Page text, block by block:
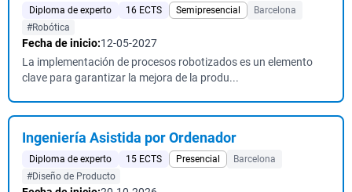
Diploma de experto 16 ECTS Semipresencial
Barcelona
#Robótica
Fecha de inicio:12-05-2027
La implementación de procesos robotizados es un elemento
clave para garantizar la mejora de la produ...
Ingeniería Asistida por Ordenador
Diploma de experto 15 ECTS Presencial
Barcelona
#Diseño de Producto